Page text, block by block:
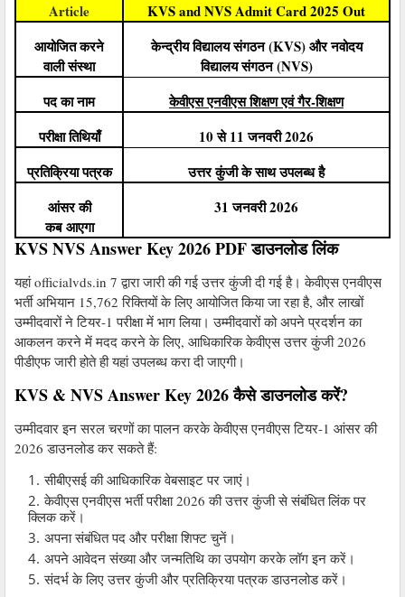
Article
KVS and NVS Admit Card 2025 Out
आयोजित करने
वाली संस्था
केन्द्रीय विद्यालय संगठन (KVS) और नवोदय
विद्यालय संगठन (NVS)
पद का नाम
केवीएस एनवीएस शिक्षण एवं गैर-शिक्षण
परीक्षा तिथियाँ
10 से 11 जनवरी 2026
प्रतिक्रिया पत्रक
उत्तर कुंजी के साथ उपलब्ध है
आंसर की
कबआएगा
31 जनवरी 2026
KVS NVS Answer Key 2026 PDF डाउनलोड लिंक
यहां officialvds.in 7 द्वारा जारी की गई उत्तर कुंजी दी गई है। केवीएस एनवीएस
भर्ती अभियान 15,762 रिक्तियों के लिए आयोजित किया जा रहा है, और लाखों
उम्मीदवारों ने टियर-1 परीक्षा में भाग लिया। उम्मीदवारों को अपने प्रदर्शन का
आकलन करने में मदद करने के लिए, आधिकारिक केवीएस उत्तर कुंजी 2026
पीडीएफ जारी होते ही यहां उपलब्ध करा दी जाएगी।
KVS & NVS Answer Key 2026 कैसे डाउनलोड करें?
उम्मीदवार इन सरल चरणों का पालन करके केवीएस एनवीएस टियर-1 आंसर की
2026 डाउनलोड कर सकते हैं:
सीबीएसई की आधिकारिक वेबसाइट पर जाएं।
केवीएस एनवीएस भर्ती परीक्षा 2026 की उत्तर कुंजी से संबंधित लिंक पर
क्लिक करें।
अपना संबंधित पद और परीक्षा शिफ्ट चुनें।
अपने आवेदन संख्या और जन्मतिथि का उपयोग करके लॉग इन करें।
संदर्भ के लिए उत्तर कुंजी और प्रतिक्रिया पत्रक डाउनलोड करें।